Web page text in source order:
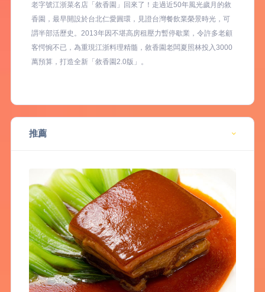
老字號江浙菜名店「敘香園」回來了！走過近50年風光歲月的敘
香園，最早開設於台北仁愛圓環，見證台灣餐飲業榮景時光，可
謂半部活歷史。2013年因不堪高房租壓力暫停歇業，令許多老顧
客愕惋不已，為重現江浙料理精髓，敘香園老闆夏照林投入3000
萬預算，打造全新「敘香園2.0版」。
推薦